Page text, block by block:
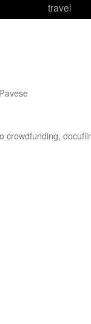
travel
crowdfunding,